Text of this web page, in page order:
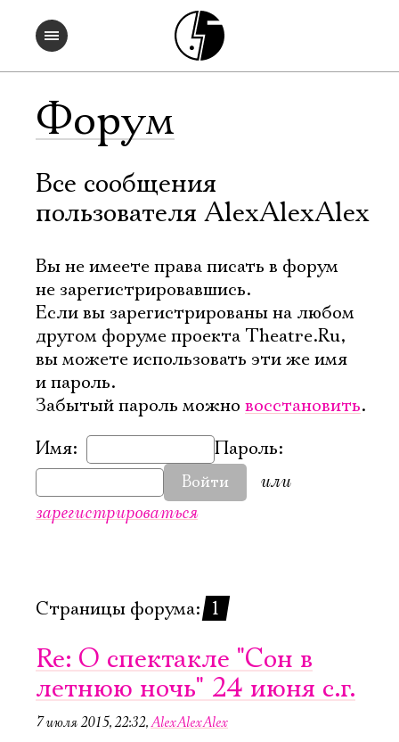
Форум
Все сообщения
пользователя AlexAlexAlex
Вы не имеете права писать в форум
не зарегистрировавшись.
Если вы зарегистрированы на любом
другом форуме проекта Theatre.Ru,
вы можете использовать эти же имя
и пароль.
Забытый пароль можно восстановить.
Имя:
Пароль:
Войти
или
зарегистрироваться
Страницы форума: 1
Re: О спектакле "Сон в
летнюю ночь" 24 июня с.г.
7 июля 2015, 22:32,AlexAlexAlex